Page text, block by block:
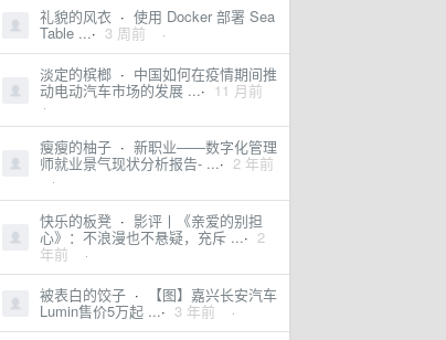
礼貌的风衣 · 使用 Docker 部署 Sea
Table ...· 3 周前 ·
淡定的槟榔 · 中国如何在疫情期间推
动电动汽车市场的发展 ...· 11 月前
·
瘦瘦的柚子 · 新职业——数字化管理
师就业景气现状分析报告- ...· 2 年前
·
快乐的板凳 · 影评丨《亲爱的别担
心》：不浪漫也不悬疑，充斥 ...· 2
年前 ·
被表白的饺子 · 【图】嘉兴长安汽车
Lumin售价5万起 ...· 3 年前 ·